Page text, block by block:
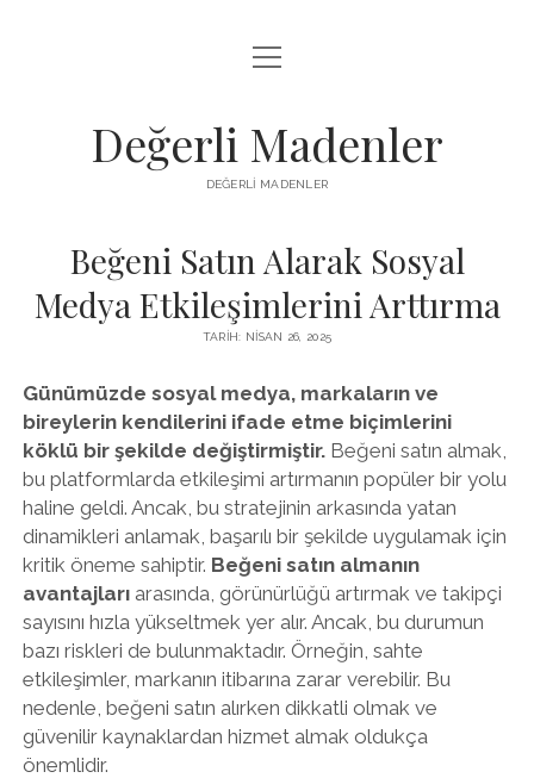
FACEBOOK TAKIPÇI YÜKSELTME HILESI
menüyü
aç
Değerli Madenler
DEĞERLI MADENLER
Beğeni Satın Alarak Sosyal
Medya Etkileşimlerini Arttırma
TARIH: NISAN 26, 2025
Günümüzde sosyal medya, markaların ve
bireylerin kendilerini ifade etme biçimlerini
köklü bir şekilde değiştirmiştir.Beğeni satın almak,
bu platformlarda etkileşimi artırmanın popüler bir yolu
haline geldi. Ancak, bu stratejinin arkasında yatan
dinamikleri anlamak, başarılı bir şekilde uygulamak için
kritik öneme sahiptir. Beğeni satın almanın
avantajlarıarasında, görünürlüğü artırmak ve takipçi
sayısını hızla yükseltmek yer alır. Ancak, bu durumun
bazı riskleri de bulunmaktadır. Örneğin, sahte
etkileşimler, markanın itibarına zarar verebilir. Bu
nedenle, beğeni satın alırken dikkatli olmak ve
güvenilir kaynaklardan hizmet almak oldukça
önemlidir.